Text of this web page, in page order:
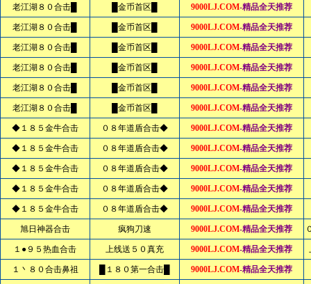
老江湖８０合击█ █金币首区█ 9000LJ.COM-精品全天推荐
老江湖８０合击█ █金币首区█ 9000LJ.COM-精品全天推荐
老江湖８０合击█ █金币首区█ 9000LJ.COM-精品全天推荐
老江湖８０合击█ █金币首区█ 9000LJ.COM-精品全天推荐
老江湖８０合击█ █金币首区█ 9000LJ.COM-精品全天推荐
老江湖８０合击█ █金币首区█ 9000LJ.COM-精品全天推荐
◆１８５金牛合击 ０８年道盾合击◆ 9000LJ.COM-精品全天推荐
◆１８５金牛合击 ０８年道盾合击◆ 9000LJ.COM-精品全天推荐
◆１８５金牛合击 ０８年道盾合击◆ 9000LJ.COM-精品全天推荐
◆１８５金牛合击 ０８年道盾合击◆ 9000LJ.COM-精品全天推荐
◆１８５金牛合击 ０８年道盾合击◆ 9000LJ.COM-精品全天推荐
旭日神器合击 疯狗刀速 9000LJ.COM-精品全天推荐
１●９５热血合击 上线送５０真充 9000LJ.COM-精品全天推荐
１丶８０合击鼻祖 █１８０第一合击█ 9000LJ.COM-精品全天推荐